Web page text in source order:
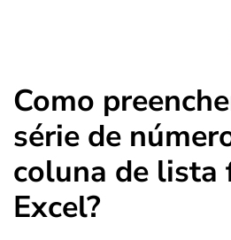
Como
série de
coluna de
Excel?